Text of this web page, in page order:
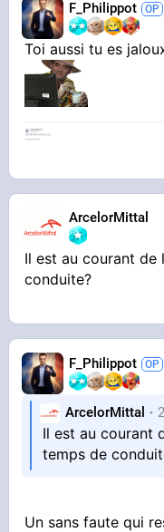
STREAMABLE
Vidéo
F_Philippot
Toi aussi tu es
ArcelorMittal
Il est au courant de
conduite?
F_Philippot
ArcelorMittal
Il est au courant
temps de
Un sans faute qui